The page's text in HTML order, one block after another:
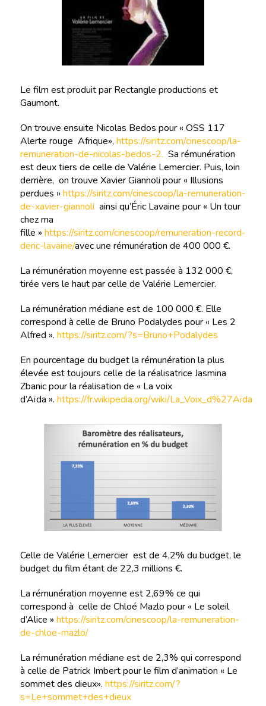
Le film est produit par Rectangle productions et
Gaumont.
On trouve ensuite Nicolas Bedos pour « OSS 117
Alerte rouge Afrique», https://siritz.com/cinescoop/la-
remuneration-de-nicolas-bedos-2. Sa rémunération
est deux tiers de celle de Valérie Lemercier. Puis, loin
derrière, on trouve Xavier Giannoli pour « Illusions
perdues » https://siritz.com/cinescoop/la-remuneration-
de-xavier-giannoli ainsi qu’Éric Lavaine pour « Un tour
chez ma
fille » https://siritz.com/cinescoop/remuneration-record-
deric-lavaine/avec une rémunération de 400 000 €.
La rémunération moyenne est passée à 132 000 €,
tirée vers le haut par celle de Valérie Lemercier.
La rémunération médiane est de 100 000 €. Elle
correspond à celle de Bruno Podalydes pour « Les 2
Alfred ». https://siritz.com/?s=Bruno+Podalydes
En pourcentage du budget la rémunération la plus
élevée est toujours celle de la réalisatrice Jasmina
Zbanic pour la réalisation de « La voix
d’Aïda ». https://fr.wikipedia.org/wiki/La_Voix_d%27Aïda
Celle de Valérie Lemercier est de 4,2% du budget, le
budget du film étant de 22,3 millions €.
La rémunération moyenne est 2,69% ce qui
correspond à celle de Chloé Mazlo pour « Le soleil
d’Alice » https://siritz.com/cinescoop/la-remuneration-
de-chloe-mazlo/
La rémunération médiane est de 2,3% qui correspond
à celle de Patrick Imbert pour le film d’animation « Le
sommet des dieux». https://siritz.com/?
s=Le+sommet+des+dieux